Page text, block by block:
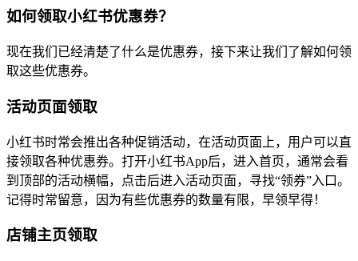
如何领取小红书优惠券？
现在我们已经清楚了什么是优惠券，接下来让我们了解如何领
取这些优惠券。
活动页面领取
小红书时常会推出各种促销活动，在活动页面上，用户可以直
接领取各种优惠券。打开小红书App后，进入首页，通常会看
到顶部的活动横幅，点击后进入活动页面，寻找“领券”入口。
记得时常留意，因为有些优惠券的数量有限，早领早得！
店铺主页领取